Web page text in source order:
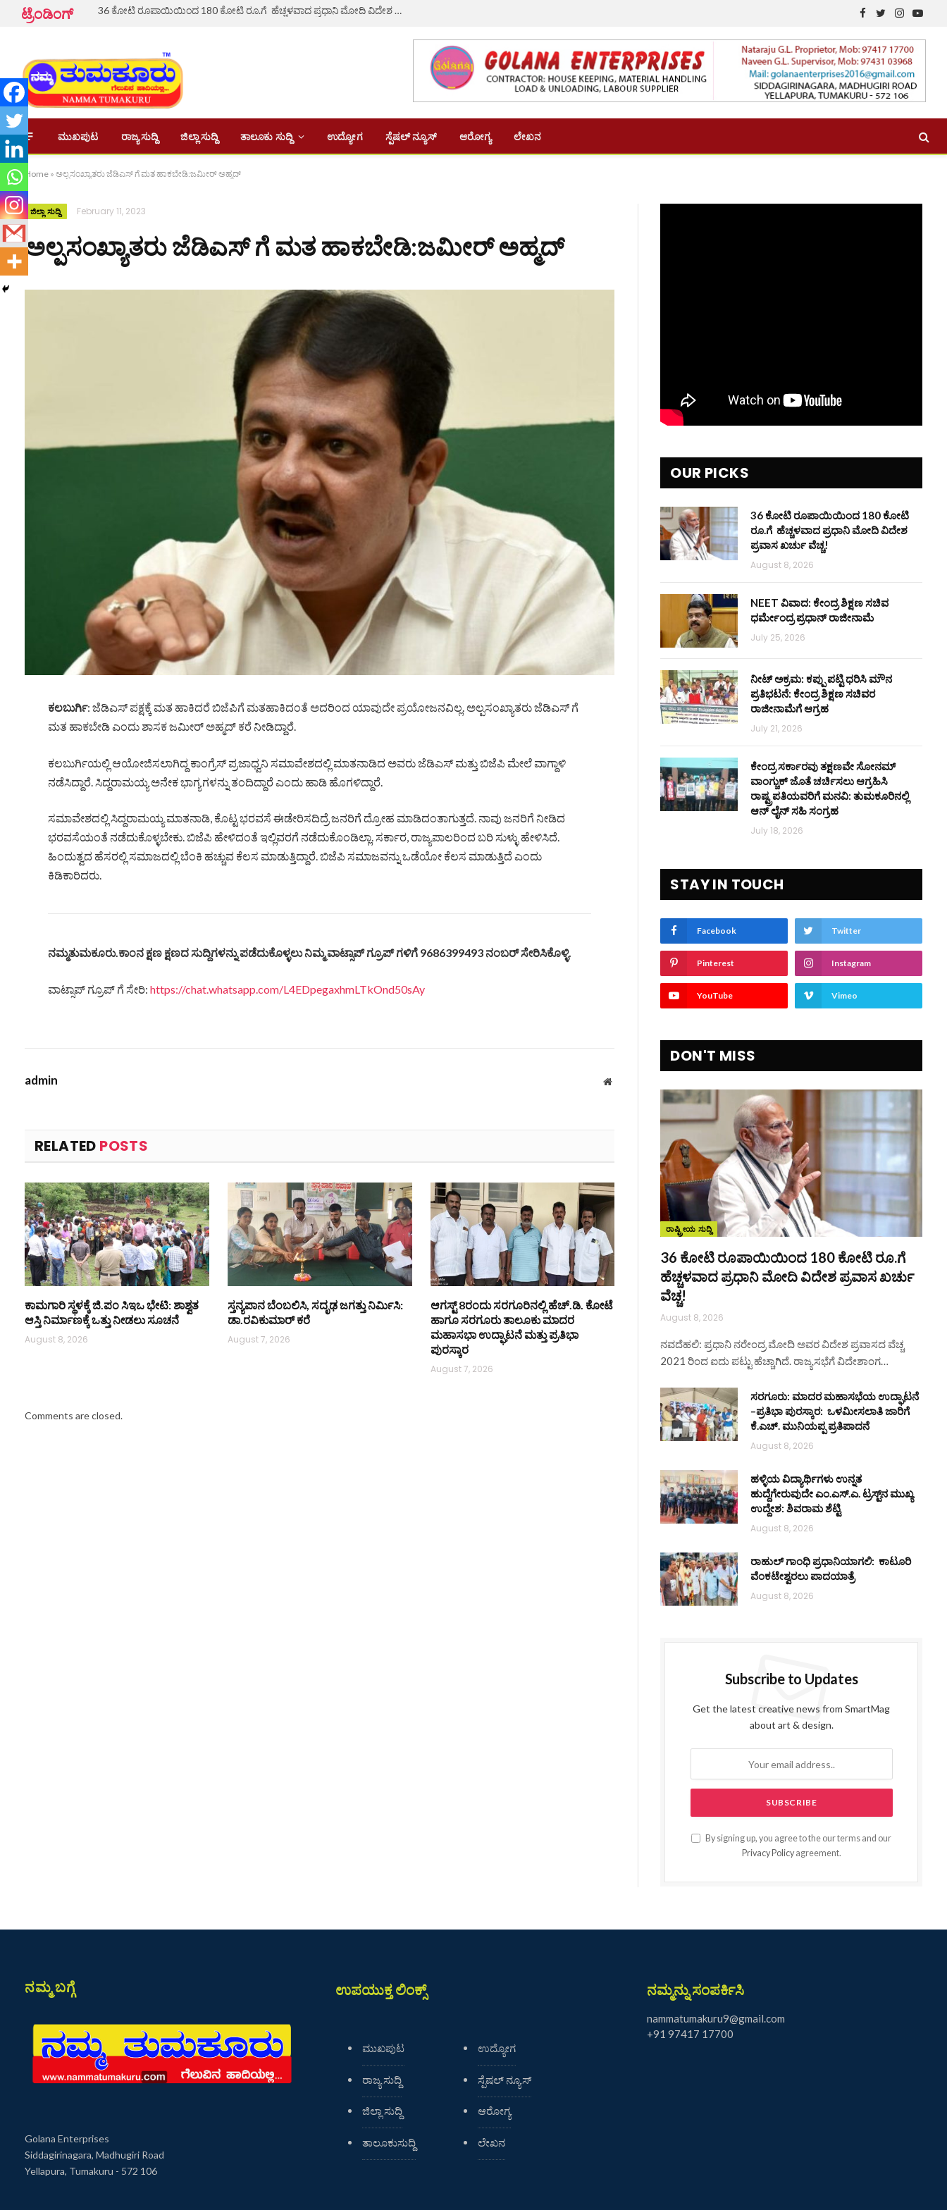
ಟ್ರೆಂಡಿಂಗ್ 36 ಕೋಟಿ ರೂಪಾಯಿಯಿಂದ 180 ಕೋಟಿ ರೂ.ಗೆ ಹೆಚ್ಚಳವಾದ ಪ್ರಧಾನಿ ಮೋದಿ ವಿದೇಶ ಪ್ರವಾಸ ಖರ್ಚು ವೆಚ್ಚ!
Facebook
TwitterInstagram
ಮುಖಪುಟ ರಾಜ್ಯ ಸುದ್ದಿ ಜಿಲ್ಲಾ ಸುದ್ದಿ ತಾಲೂಕು ಸುದ್ದಿ ಉದ್ಯೋಗ ಸ್ಪೆಷಲ್ ನ್ಯೂಸ್ ಆರೋಗ್ಯ ಲೇಖನ
Home » ಅಲ್ಪಸಂಖ್ಯಾತರು ಜೆಡಿಎಸ್ ಗೆ ಮತ ಹಾಕಬೇಡಿ:ಜಮೀರ್ ಅಹ್ಮದ್
ಜಿಲ್ಲಾ ಸುದ್ದಿ February 11, 2023
ಅಲ್ಪಸಂಖ್ಯಾತರು ಜೆಡಿಎಸ್ ಗೆ ಮತ ಹಾಕಬೇಡಿ:ಜಮೀರ್ ಅಹ್ಮದ್
ಕಲಬುರ್ಗಿ: ಜೆಡಿಎಸ್ ಪಕ್ಷಕ್ಕೆ ಮತ ಹಾಕಿದರೆ ಬಿಜೆಪಿಗೆ ಮತಹಾಕಿದಂತೆ ಅದರಿಂದ ಯಾವುದೇ ಪ್ರಯೋಜನವಿಲ್ಲ. ಅಲ್ಪಸಂಖ್ಯಾತರು ಜೆಡಿಎಸ್ ಗೆ
ಮತ ಹಾಕಬೇಡಿ ಎಂದು ಶಾಸಕ ಜಮೀರ್ ಅಹ್ಮದ್ ಕರೆ ನೀಡಿದ್ದಾರೆ.
ಕಲಬುರ್ಗಿಯಲ್ಲಿ ಆಯೋಜಿಸಲಾಗಿದ್ದ ಕಾಂಗ್ರೆಸ್ ಪ್ರಜಾಧ್ವನಿ ಸಮಾವೇಶದಲ್ಲಿ ಮಾತನಾಡಿದ ಅವರು ಜೆಡಿಎಸ್ ಮತ್ತು ಬಿಜೆಪಿ ಮೇಲೆ ವಾಗ್ದಾಳಿ
ನಡೆಸಿದ್ದಾರೆ. ಸಿದ್ದರಾಮಯ್ಯ ಅನೇಕ ಭಾಗ್ಯಗಳನ್ನು ತಂದಿದ್ದಾರೆ ಎಂದು ಹಾಡಿ ಹೊಗಳಿದ್ದಾರೆ.
ಸಮಾವೇಶದಲ್ಲಿ ಸಿದ್ದರಾಮಯ್ಯ ಮಾತನಾಡಿ, ಕೊಟ್ಟ ಭರವಸೆ ಈಡೇರಿಸದಿದ್ರೆ ಜನರಿಗೆ ದ್ರೋಹ ಮಾಡಿದಂತಾಗುತ್ತದೆ. ನಾವು ಜನರಿಗೆ ನೀಡಿದ
ಭರವಸೆಯಂತೆ ನಡೆದುಕೊಳ್ಳಬೇಕು. ಬಿಜೆಪಿ ಹೇಳಿದಂತೆ ಇಲ್ಲಿವರಗೆ ನಡೆದುಕೊಂಡಿಲ್ಲಾ. ಸರ್ಕಾರ, ರಾಜ್ಯಪಾಲರಿಂದ ಬರಿ ಸುಳ್ಳು ಹೇಳಿಸಿದೆ.
ಹಿಂದುತ್ವದ ಹೆಸರಲ್ಲಿ ಸಮಾಜದಲ್ಲಿ ಬೆಂಕಿ ಹಚ್ಚುವ ಕೆಲಸ ಮಾಡುತ್ತಿದ್ದಾರೆ. ಬಿಜೆಪಿ ಸಮಾಜವನ್ನು ಒಡೆಯೋ ಕೆಲಸ ಮಾಡುತ್ತಿದೆ ಎಂದು
ಕಿಡಿಕಾರಿದರು.
ನಮ್ಮತುಮಕೂರು.ಕಾಂನ ಕ್ಷಣ ಕ್ಷಣದ ಸುದ್ದಿಗಳನ್ನು ಪಡೆದುಕೊಳ್ಳಲು ನಿಮ್ಮ ವಾಟ್ಸಾಪ್ ಗ್ರೂಪ್ ಗಳಿಗೆ 9686399493 ನಂಬರ್ ಸೇರಿಸಿಕೊಳ್ಳಿ.
ವಾಟ್ಸಾಪ್ ಗ್ರೂಪ್ ಗೆ ಸೇರಿ: https://chat.whatsapp.com/L4EDpegaxhmLTkOnd50sAy
admin Website
RELATED POSTS
ಕಾಮಗಾರಿ ಸ್ಥಳಕ್ಕೆ ಜಿ.ಪಂ ಸಿಇಒ ಭೇಟಿ: ಶಾಶ್ವತ
ಆಸ್ತಿ ನಿರ್ಮಾಣಕ್ಕೆ ಒತ್ತು ನೀಡಲು ಸೂಚನೆ
August 8, 2026
ಸ್ತನ್ಯಪಾನ ಬೆಂಬಲಿಸಿ, ಸದೃಢ ಜಗತ್ತು ನಿರ್ಮಿಸಿ:
ಡಾ.ರವಿಕುಮಾರ್ ಕರೆ
August 7, 2026
ಆಗಸ್ಟ್ 8ರಂದು ಸರಗೂರಿನಲ್ಲಿ ಹೆಚ್.ಡಿ. ಕೋಟೆ
ಹಾಗೂ ಸರಗೂರು ತಾಲೂಕು ಮಾದರ
ಮಹಾಸಭಾ ಉದ್ಘಾಟನೆ ಮತ್ತು ಪ್ರತಿಭಾ
ಪುರಸ್ಕಾರ
August 7, 2026
Comments are closed.
OUR PICKS
36 ಕೋಟಿ ರೂಪಾಯಿಯಿಂದ 180 ಕೋಟಿ
ರೂ.ಗೆ ಹೆಚ್ಚಳವಾದ ಪ್ರಧಾನಿ ಮೋದಿ ವಿದೇಶ
ಪ್ರವಾಸ ಖರ್ಚು ವೆಚ್ಚ!
August 8, 2026
NEET ವಿವಾದ: ಕೇಂದ್ರ ಶಿಕ್ಷಣ ಸಚಿವ
ಧರ್ಮೇಂದ್ರ ಪ್ರಧಾನ್ ರಾಜೀನಾಮೆ
July 25, 2026
ನೀಟ್ ಅಕ್ರಮ: ಕಪ್ಪು ಪಟ್ಟಿ ಧರಿಸಿ ಮೌನ
ಪ್ರತಿಭಟನೆ: ಕೇಂದ್ರ ಶಿಕ್ಷಣ ಸಚಿವರ
ರಾಜೀನಾಮೆಗೆ ಆಗ್ರಹ
July 21, 2026
ಕೇಂದ್ರ ಸರ್ಕಾರವು ತಕ್ಷಣವೇ ಸೋನಮ್
ವಾಂಗ್ಚುಕ್ ಜೊತೆ ಚರ್ಚಿಸಲು ಆಗ್ರಹಿಸಿ
ರಾಷ್ಟ್ರಪತಿಯವರಿಗೆ ಮನವಿ: ತುಮಕೂರಿನಲ್ಲಿ
ಆನ್‌ ಲೈನ್ ಸಹಿ ಸಂಗ್ರಹ
July 18, 2026
STAY IN TOUCH
Facebook Twitter
Pinterest Instagram
YouTube Vimeo
DON'T MISS
ರಾಷ್ಟ್ರೀಯ ಸುದ್ದಿ
36 ಕೋಟಿ ರೂಪಾಯಿಯಿಂದ 180 ಕೋಟಿ ರೂ.ಗೆ
ಹೆಚ್ಚಳವಾದ ಪ್ರಧಾನಿ ಮೋದಿ ವಿದೇಶ ಪ್ರವಾಸ ಖರ್ಚು
ವೆಚ್ಚ!
August 8, 2026
ನವದೆಹಲಿ: ಪ್ರಧಾನಿ ನರೇಂದ್ರ ಮೋದಿ ಅವರ ವಿದೇಶ ಪ್ರವಾಸದ ವೆಚ್ಚ
2021 ರಿಂದ ಐದು ಪಟ್ಟು ಹೆಚ್ಚಾಗಿದೆ. ರಾಜ್ಯಸಭೆಗೆ ವಿದೇಶಾಂಗ…
ಸರಗೂರು: ಮಾದರ ಮಹಾಸಭೆಯ ಉದ್ಘಾಟನೆ
–ಪ್ರತಿಭಾ ಪುರಸ್ಕಾರ: ಒಳಮೀಸಲಾತಿ ಜಾರಿಗೆ
ಕೆ.ಎಚ್. ಮುನಿಯಪ್ಪ ಪ್ರತಿಪಾದನೆ
August 8, 2026
ಹಳ್ಳಿಯ ವಿದ್ಯಾರ್ಥಿಗಳು ಉನ್ನತ
ಹುದ್ದೆಗೇರುವುದೇ ಎಂ.ಎಸ್.ಎ. ಟ್ರಸ್ಟ್‌ನ ಮುಖ್ಯ
ಉದ್ದೇಶ: ಶಿವರಾಮ ಶೆಟ್ಟಿ
August 8, 2026
ರಾಹುಲ್ ಗಾಂಧಿ ಪ್ರಧಾನಿಯಾಗಲಿ: ಕಾಟೂರಿ
ವೆಂಕಟೇಶ್ವರಲು ಪಾದಯಾತ್ರೆ
August 8, 2026
Subscribe to Updates
Get the latest creative news from SmartMag
about art & design.
By signing up, you agree to the our terms and our
Privacy Policyagreement.
ನಮ್ಮ ಬಗ್ಗೆ
Golana Enterprises
Siddagirinagara, Madhugiri Road
Yellapura, Tumakuru - 572 106
ಉಪಯುಕ್ತ ಲಿಂಕ್ಸ್
ಮುಖಪುಟ
ರಾಜ್ಯ ಸುದ್ದಿ
ಜಿಲ್ಲಾ ಸುದ್ದಿ
ತಾಲೂಕುಸುದ್ದಿ
ಉದ್ಯೋಗ
ಸ್ಪೆಷಲ್ ನ್ಯೂಸ್
ಆರೋಗ್ಯ
ಲೇಖನ
ನಮ್ಮನ್ನು ಸಂಪರ್ಕಿಸಿ
nammatumakuru9@gmail.com
+91 97417 17700